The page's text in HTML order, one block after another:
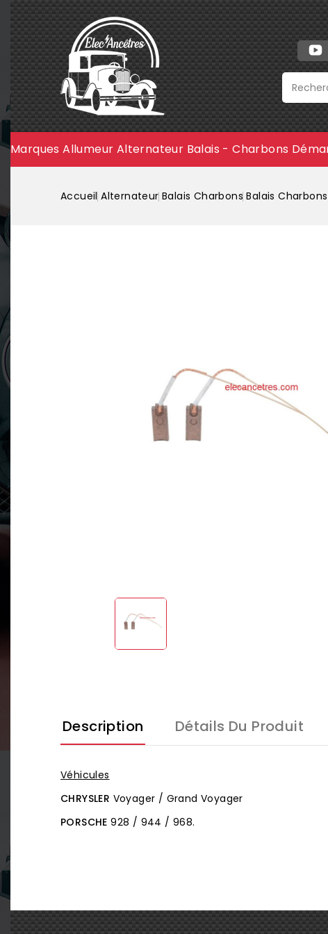
Marques Allumeur Alternateur Balais - Charbons
Accueil Alternateur Balais Charbons Balais
Description Détails Du Produit
Véhicules
CHRYSLER Voyager / Grand Voyager
PORSCHE 928 / 944 / 968.